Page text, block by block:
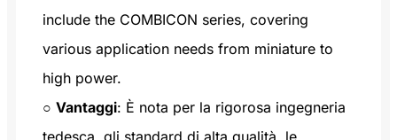
include the COMBICON series, covering
various application needs from miniature to
high power.
○ Vantaggi: È nota per la rigorosa ingegneria
tedesca, gli standard di alta qualità, le